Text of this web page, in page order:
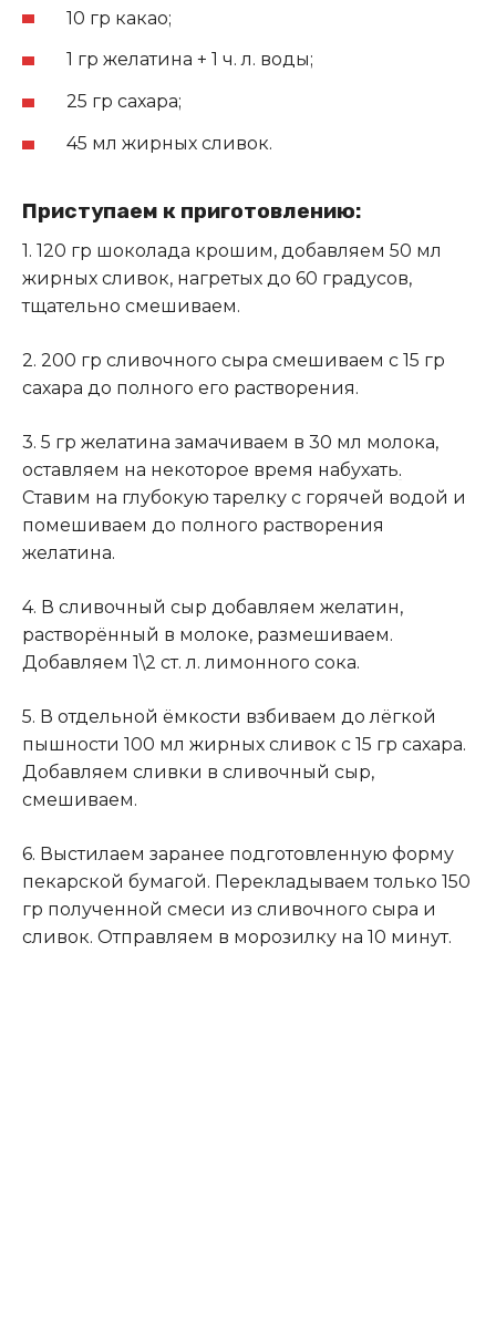
10 гр какао;
1 гр желатина + 1 ч. л. воды;
25 гр сахара;
45 мл жирных сливок.
Приступаем к приготовлению:
1. 120 гр шоколада крошим, добавляем 50 мл
жирных сливок, нагретых до 60 градусов,
тщательно смешиваем.
2. 200 гр сливочного сыра смешиваем с 15 гр
сахара до полного его растворения.
3. 5 гр желатина замачиваем в 30 мл молока,
оставляем на некоторое время набухать.
Ставим на глубокую тарелку с горячей водой и
помешиваем до полного растворения
желатина.
4. В сливочный сыр добавляем желатин,
растворённый в молоке, размешиваем.
Добавляем 1\2 ст. л. лимонного сока.
5. В отдельной ёмкости взбиваем до лёгкой
пышности 100 мл жирных сливок с 15 гр сахара.
Добавляем сливки в сливочный сыр,
смешиваем.
6. Выстилаем заранее подготовленную форму
пекарской бумагой. Перекладываем только 150
гр полученной смеси из сливочного сыра и
сливок. Отправляем в морозилку на 10 минут.